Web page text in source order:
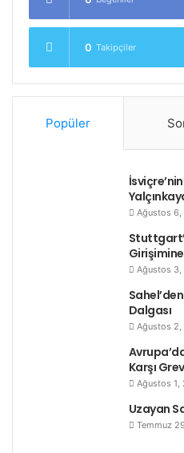
Kölelik koşullarında
emekçi
Geçen yıl yapılan ulusal
Maldivler’de 58.683
bunların üçte ikisinden
ABD hükümetinin bir
“belgeli ve belgeli
çoğu Hindistan ve
Göçmen işçiler, bir çok
zorla çalıştırma, kimlik ve
koyma, ücretlerin düzenli
dışı uygulamalarla karşı
Ayrıca sık sık patronların,
“sakinler”in ırkçı
0 Takipçiler
Popüler
Ağustos 6,
Girişimine
Ağustos 3,
Dalgası
Ağustos 2,
Karşı
Ağustos 1,
Uzayan
Temmuz